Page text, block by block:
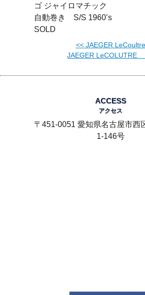
ゴ ジャイロマチック
自動巻き S/S 1960’s
SOLD
<<JAEGER LeCoultre
JAEGER LeCOLUTRE
ACCESS
アクセス
〒451-0051 愛知県名古屋市西
1-146号